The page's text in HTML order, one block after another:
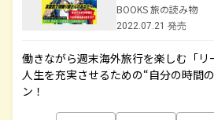
BOOKS 旅の読み物
2022.07.21 発売
働きながら週末海外旅行を楽しむ「リ
人生を充実させるための“自分の時間
ン！